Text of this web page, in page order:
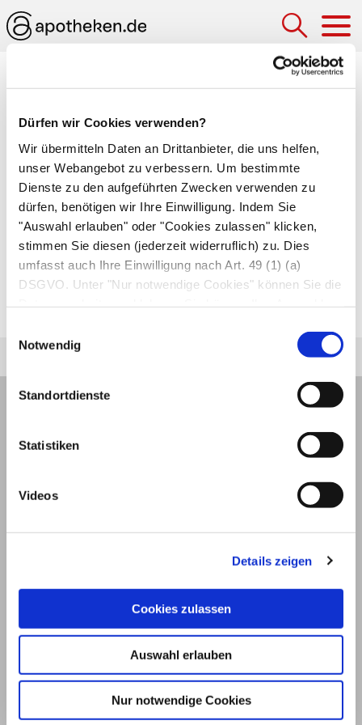
Dürfen wir Cookies verwenden?
Wir übermitteln Daten an Drittanbieter, die uns helfen,
unser Webangebot zu verbessern. Um bestimmte
Dienste zu den aufgeführten Zwecken verwenden zu
dürfen, benötigen wir Ihre Einwilligung. Indem Sie
"Auswahl erlauben" oder "Cookies zulassen" klicken,
stimmen Sie diesen (jederzeit widerruflich) zu. Dies
umfasst auch Ihre Einwilligung nach Art. 49 (1) (a)
DSGVO. Unter "Nur notwendige Cookies" können Sie die
Notwendig
Standortdienste
Statistiken
Videos
Details zeigen
Cookies zulassen
Auswahl erlauben
Nur notwendige Cookies
Medizinlexikon
Ionisationstherapie
Einatmen elektrisch geladener Luft. Nach
naturheilkundlicher Auffassung wirkt sich die
Ionisationstherapie positiv auf das
Nervensystem und den Kreislauf aus.
Verbesserung der Arzneimittelaufnahme
durch die Haut mit Hilfe von Gleichstrom
(Iontophorese).
© 2026
Impressum und Nutzungsbedingungen
Datenschutz Privatsphäre
Qualitätsrichtlinien Barrierefreiheit